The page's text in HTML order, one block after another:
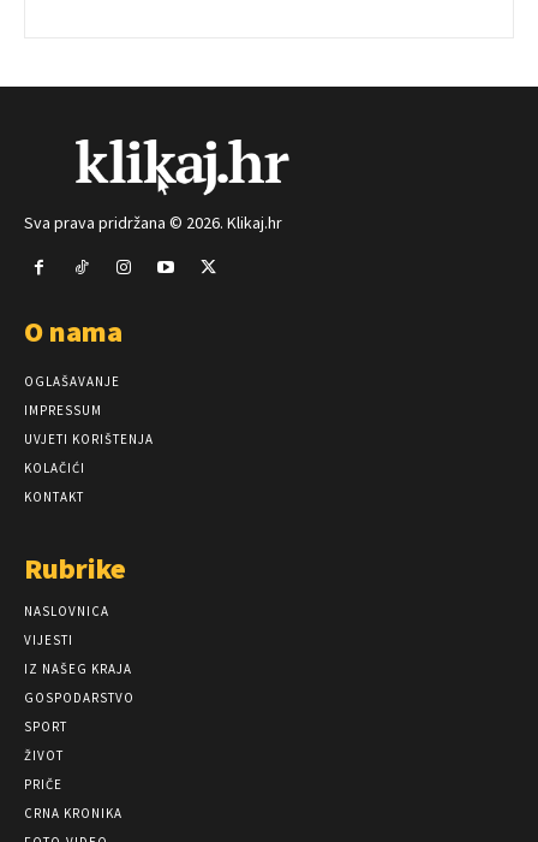
Sva prava pridržana © 2026. Klikaj.hr
O nama
OGLAŠAVANJE
IMPRESSUM
UVJETI KORIŠTENJA
KOLAČIĆI
KONTAKT
Rubrike
NASLOVNICA
VIJESTI
IZ NAŠEG KRAJA
GOSPODARSTVO
SPORT
ŽIVOT
PRIČE
CRNA KRONIKA